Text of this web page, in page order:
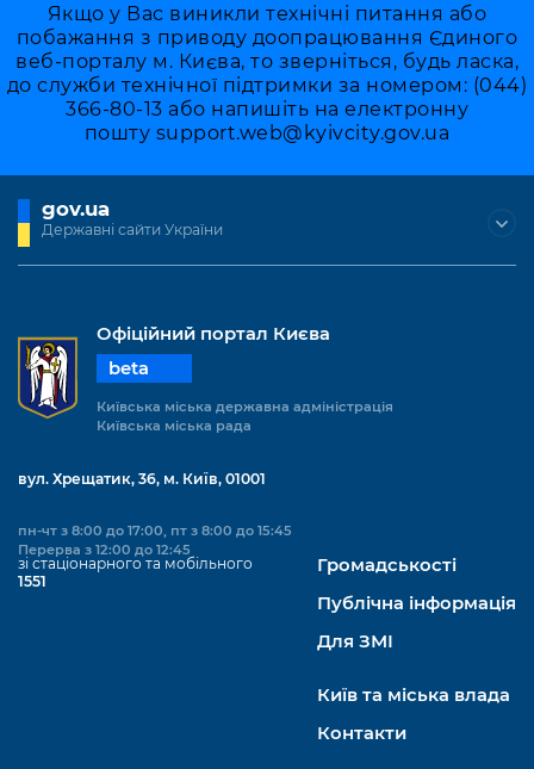
Якщо у Вас виникли технічні питання або
побажання з приводу доопрацювання Єдиного
веб-порталу м. Києва, то зверніться, будь ласка,
до служби технічної підтримки за номером: (044)
366-80-13 або напишіть на електронну
пошту support.web@kyivcity.gov.ua
gov.ua
Державні сайти України
Офіційний портал Києва
beta
Київська міська державна адміністрація
Київська міська рада
вул. Хрещатик, 36, м. Київ, 01001
пн-чт з 8:00 до 17:00, пт з 8:00 до 15:45
Перерва з 12:00 до 12:45
зі стаціонарного та мобільного
1551
Громадськості
Публічна інформація
Для ЗМІ
Київ та міська влада
Контакти